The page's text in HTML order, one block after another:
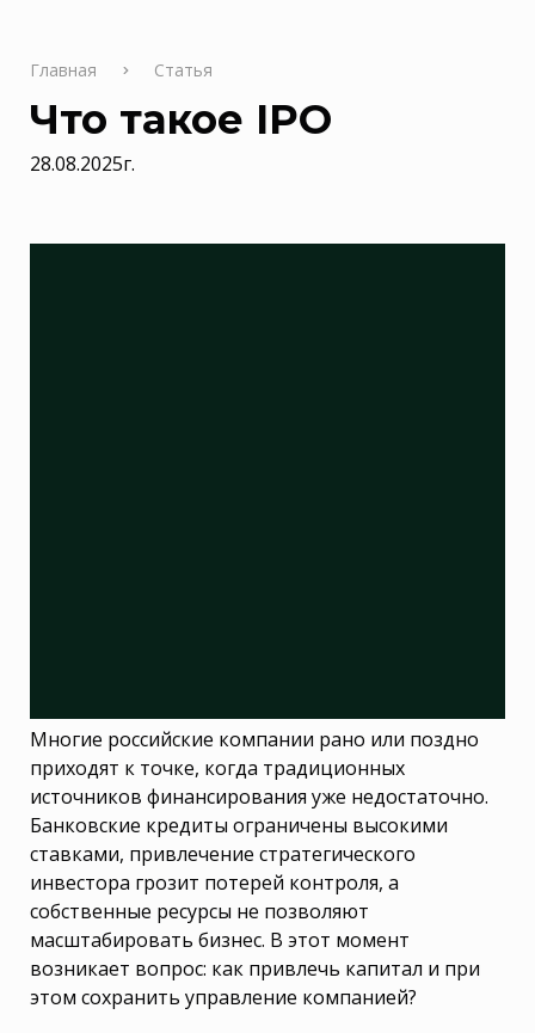
Что такое IPO
28.08.2025г.
Многие российские компании рано или поздно
приходят к точке, когда традиционных
источников финансирования уже недостаточно.
Банковские кредиты ограничены высокими
ставками, привлечение стратегического
инвестора грозит потерей контроля, а
собственные ресурсы не позволяют
масштабировать бизнес. В этот момент
возникает вопрос: как привлечь капитал и при
этом сохранить управление компанией?
Главная Статья